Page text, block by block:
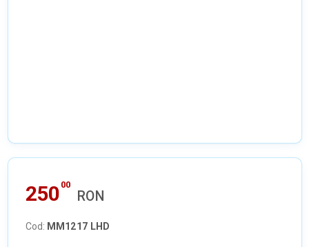
250 00
RON
Cod: MM1217 LHD